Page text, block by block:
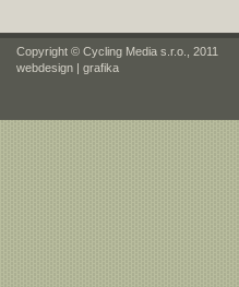
Copyright © Cycling Media s.r.o., 2011
webdesign | grafika